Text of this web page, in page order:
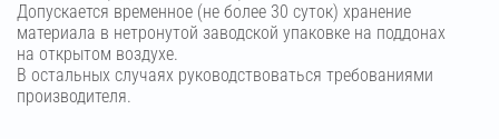
Допускается временное (не более 30 суток) хранение
материала в нетронутой заводской упаковке на поддонах
на открытом воздухе.
В остальных случаях руководствоваться требованиями
производителя.